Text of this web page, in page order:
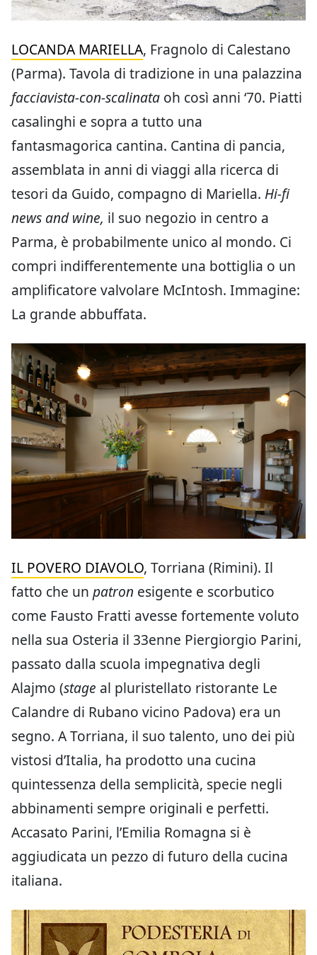
LOCANDA MARIELLA, Fragnolo di Calestano
(Parma). Tavola di tradizione in una palazzina
facciavista-con-scalinata oh così anni ‘70. Piatti
casalinghi e sopra a tutto una
fantasmagorica cantina. Cantina di pancia,
assemblata in anni di viaggi alla ricerca di
tesori da Guido, compagno di Mariella. Hi-fi
news and wine, il suo negozio in centro a
Parma, è probabilmente unico al mondo. Ci
compri indifferentemente una bottiglia o un
amplificatore valvolare McIntosh. Immagine:
La grande abbuffata.
IL POVERO DIAVOLO, Torriana (Rimini). Il
fatto che un patron esigente e scorbutico
come Fausto Fratti avesse fortemente voluto
nella sua Osteria il 33enne Piergiorgio Parini,
passato dalla scuola impegnativa degli
Alajmo (stage al pluristellato ristorante Le
Calandre di Rubano vicino Padova) era un
segno. A Torriana, il suo talento, uno dei più
vistosi d’Italia, ha prodotto una cucina
quintessenza della semplicità, specie negli
abbinamenti sempre originali e perfetti.
Accasato Parini, l’Emilia Romagna si è
aggiudicata un pezzo di futuro della cucina
italiana.